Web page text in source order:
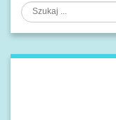
Szukaj